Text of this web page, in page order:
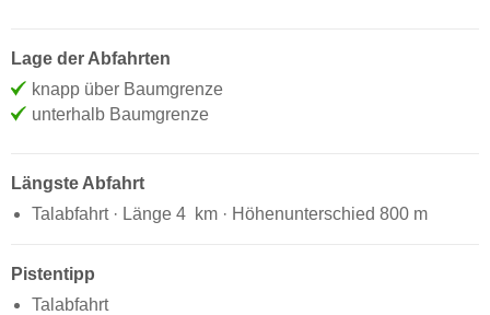
Lage der Abfahrten
knapp über Baumgrenze
unterhalb Baumgrenze
Längste Abfahrt
Talabfahrt · Länge 4 km · Höhenunterschied 800 m
Pistentipp
Talabfahrt